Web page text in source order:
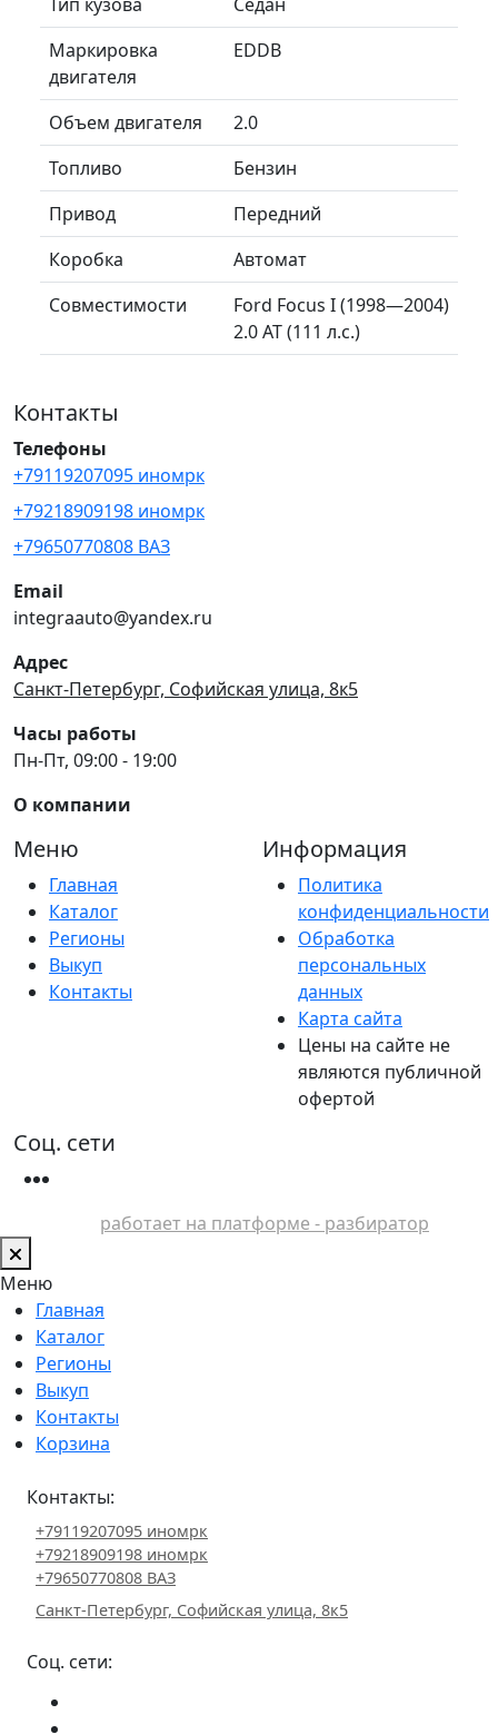
Маркировка
двигателя
EDDB
Объем двигателя
2.0
Топливо
Бензин
Привод
Передний
Коробка
Автомат
Совместимости
Ford Focus I (1998—2004)
2.0 AT (111 л.с.)
Контакты
Телефоны
+79119207095 иномрк
+79218909198 иномрк
+79650770808 ВАЗ
Email
integraauto@yandex.ru
Адрес
Санкт-Петербург, Софийская улица, 8к5
Часы работы
Пн-Пт, 09:00 - 19:00
О компании
Меню
Главная
Каталог
Регионы
Выкуп
Контакты
Информация
Политика
конфиденциальности
Обработка
персональных
данных
Карта сайта
Цены на сайте не
являются публичной
офертой
Соц. сети
работает на платформе - разбиратор
Меню
Главная
Каталог
Регионы
Выкуп
Контакты
Корзина
Контакты:
+79119207095 иномрк
+79218909198 иномрк
+79650770808 ВАЗ
Санкт-Петербург, Софийская улица, 8к5
Соц. сети: